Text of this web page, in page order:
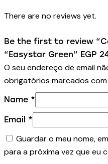
There are no reviews yet.
Be the first to review
“Easystar Green” EGP
O seu endereço de email
obrigatórios marcados com
Name *
Email *
Guardar o meu nome,
para a próxima vez que eu